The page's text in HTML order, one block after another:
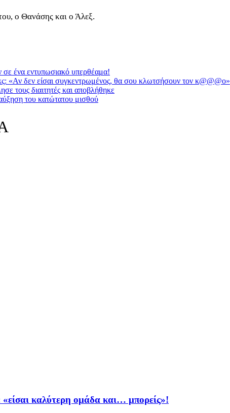
ο Θανάσης και ο Άλεξ.
ένα εντυπωσιακό υπερθέαμα!
«Αν δεν είσαι συγκεντρωμένος, θα σου κλωτσήσουν τον κ@@@ο»
τους διαιτητές και αποβλήθηκε
του κατώτατου μισθού
καλύτερη ομάδα και… μπορείς»!